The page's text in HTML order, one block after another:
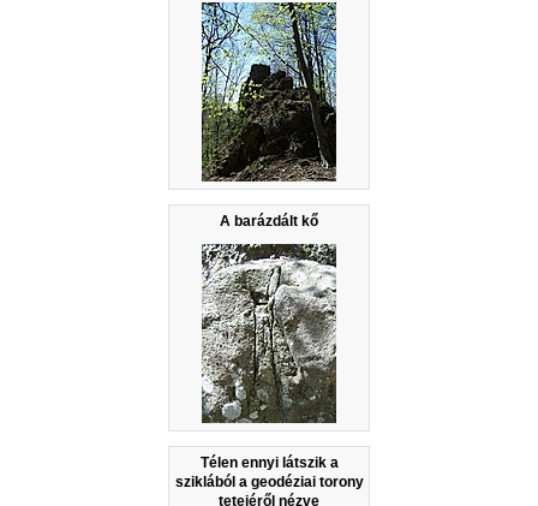
A barázdált kő
Télen ennyi látszik a
sziklából a geodéziai torony
tetejéről nézve